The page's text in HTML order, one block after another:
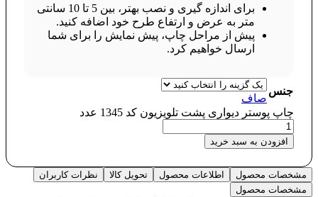
برای اندازه گیری و نصب بهتر، بین 5 تا 10 سانتی
متر به عرض و ارتفاع طرح خود اضافه کنید.
پیش از مراحل چاپ، پیش نمایش را برای شما
ارسال خواهیم کرد.
جنس
صاف
چاپ پوستر دیواری پشت تلویزیون کد 1345 عدد
افزودن به سبد خرید
مشخصات محصول اطلاعات محصول تحویل کالا
نظرات کاربران
مشخصات محصول